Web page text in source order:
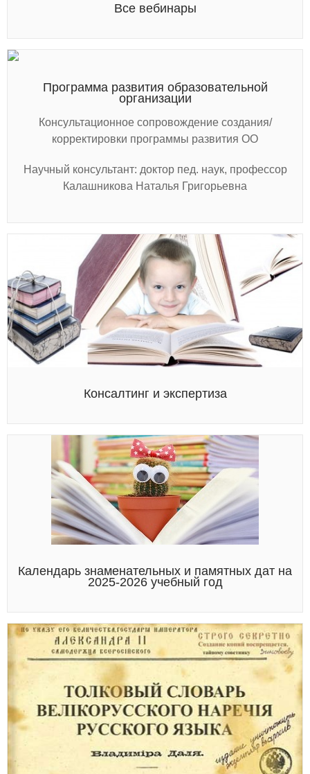
Все вебинары
Программа развития образовательной
организации
Консультационное сопровождение создания/
корректировки программы развития ОО
Научный консультант: доктор пед. наук, профессор
Калашникова Наталья Григорьевна
Консалтинг и экспертиза
Календарь знаменательных и памятных дат на
2025-2026 учебный год